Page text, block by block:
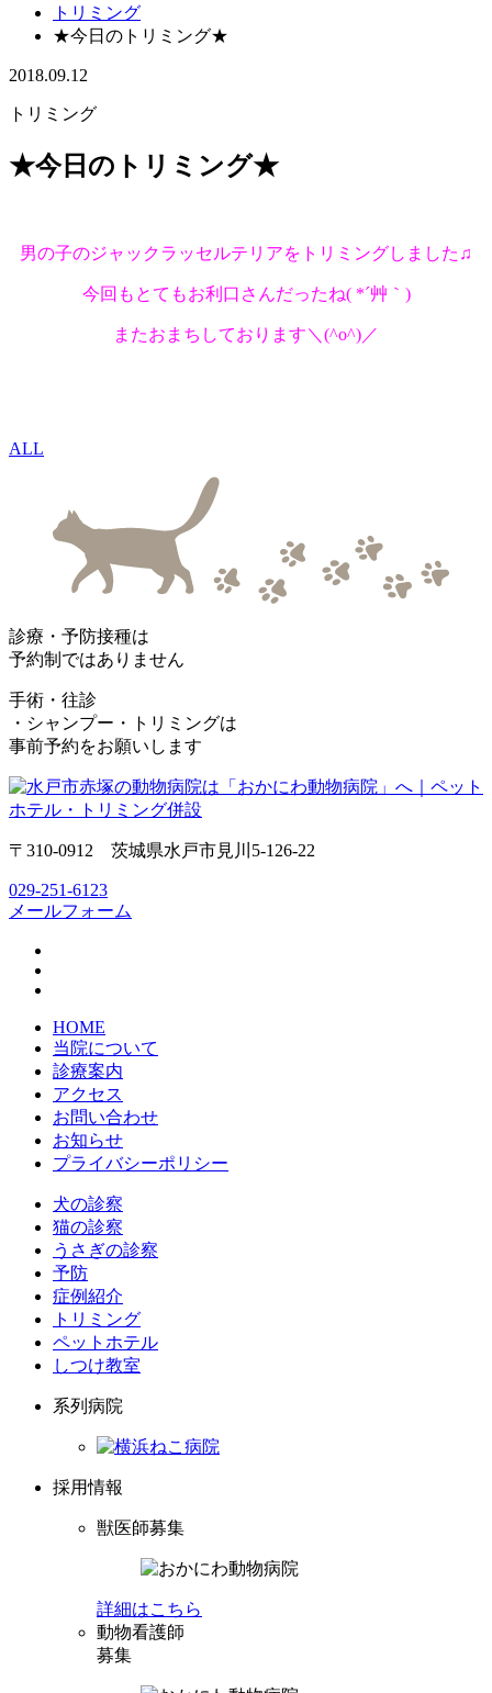
トリミング
★今日のトリミング★
2018.09.12
トリミング
★今日のトリミング★
男の子のジャックラッセルテリアをトリミングしました♫
今回もとてもお利口さんだったね( *´艸｀)
またおまちしております＼(^o^)／
ALL
診療・予防接種は
予約制ではありません
手術・往診
・シャンプー・トリミングは
事前予約をお願いします
〒310-0912 茨城県水戸市見川5-126-22
029-251-6123
メールフォーム
HOME
当院について
診療案内
アクセス
お問い合わせ
お知らせ
プライバシーポリシー
犬の診察
猫の診察
うさぎの診察
予防
症例紹介
トリミング
ペットホテル
しつけ教室
系列病院
採用情報
獣医師募集
詳細はこちら
動物看護師
募集